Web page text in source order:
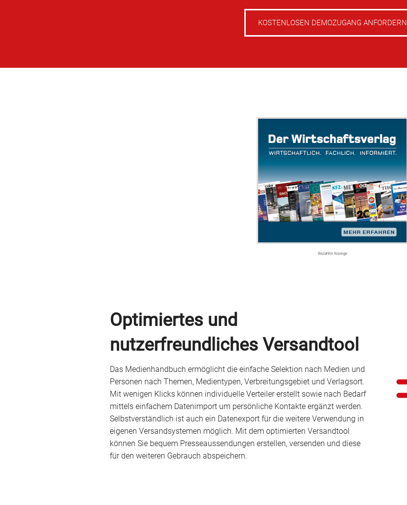
KOSTENLOSEN DEMOZUGANG ANFORDERN
Bezahlte Anzeige
Optimiertes und
nutzerfreundliches Versandtool
Das Medienhandbuch ermöglicht die einfache Selektion nach Medien und
Personen nach Themen, Medientypen, Verbreitungsgebiet und Verlagsort.
Mit wenigen Klicks können individuelle Verteiler erstellt sowie nach Bedarf
mittels einfachem Datenimport um persönliche Kontakte ergänzt werden.
Selbstverständlich ist auch ein Datenexport für die weitere Verwendung in
eigenen Versandsystemen möglich. Mit dem optimierten Versandtool
können Sie bequem Presseaussendungen erstellen, versenden und diese
für den weiteren Gebrauch abspeichern.